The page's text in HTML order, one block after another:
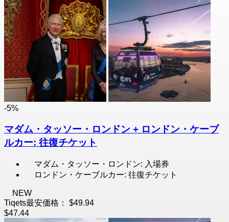
-5%
マダム・タッソー・ロンドン + ロンドン・ケーブ
ルカー: 往復チケット
マダム・タッソー・ロンドン: 入場券
ロンドン・ケーブルカー: 往復チケット
NEW
Tiqets最安価格：
$49.94
$47.44